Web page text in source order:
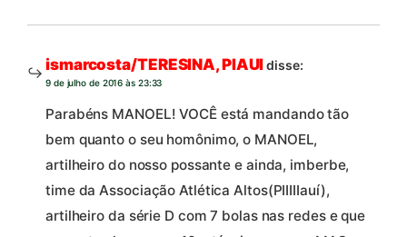
ismarcosta/TERESINA, PIAUIdisse:
9 de julho de 2016 às 23:33
Parabéns MANOEL! VOCÊ está mandando tão
bem quanto o seu homônimo, o MANOEL,
artilheiro do nosso possante e ainda, imberbe,
time da Associação Atlética Altos(PIIIIIauí),
artilheiro da série D com 7 bolas nas redes e que